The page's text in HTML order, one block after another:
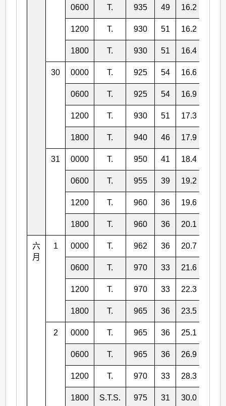
0600 T. 935 49 16.2
1200 T. 930 51 16.2
1800 T. 930 51 16.4
30 0000 T. 925 54 16.6
0600 T. 925 54 16.9
1200 T. 930 51 17.3
1800 T. 940 46 17.9
31 0000 T. 950 41 18.4
0600 T. 955 39 19.2
1200 T. 960 36 19.6
1800 T. 960 36 20.1
六
月
1 0000 T. 962 36 20.7
0600 T. 970 33 21.6
1200 T. 970 33 22.3
1800 T. 965 36 23.5
2 0000 T. 965 36 25.1
0600 T. 965 36 26.9
1200 T. 970 33 28.3
1800 S.T.S. 975 31 30.0